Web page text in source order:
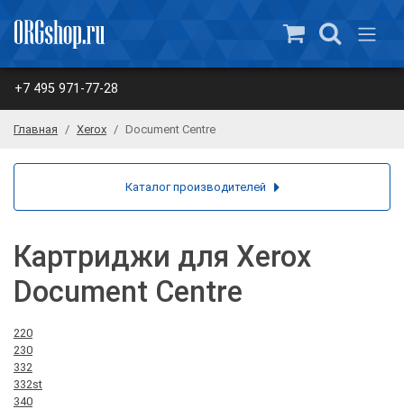
+7 495 971-77-28
Главная Xerox Document Centre
Картриджи для Xerox
Document Centre
220
230
332
332st
340